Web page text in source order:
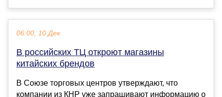
06:00, 10 Дек
В российских ТЦ откроют магазины
китайских брендов
В Союзе торговых центров утверждают, что
компании из КНР уже запрашивают информацию о